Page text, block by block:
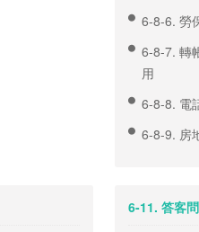
6-8-6. 勞
6-8-7. 轉
用
6-8-8. 電
6-8-9. 房
6-11. 答客